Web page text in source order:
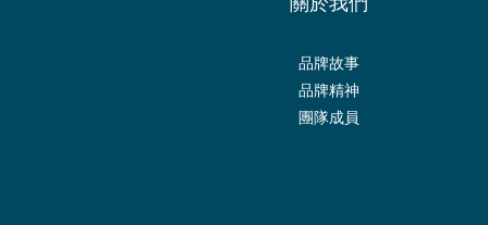
品牌故事
品牌精神
團隊成員